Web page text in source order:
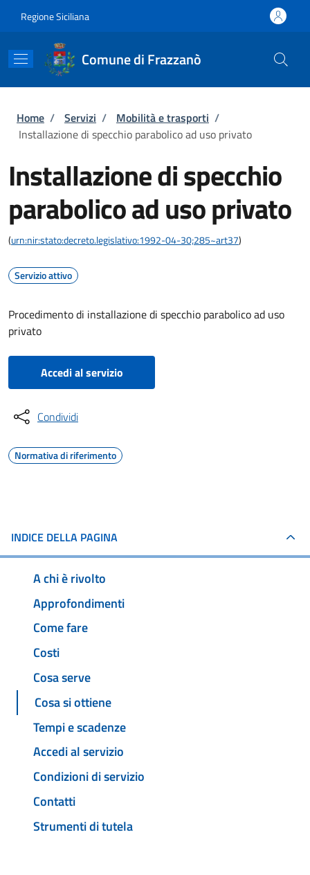
Regione Siciliana
Comune di Frazzanò
Briciole di pane
Home / Servizi / Mobilità e trasporti /
Installazione di specchio parabolico ad uso privato
Installazione di specchio
parabolico ad uso privato
(urn:nir:stato:decreto.legislativo:1992-04-30;285~art37)
Servizio attivo
Procedimento di installazione di specchio parabolico ad uso
privato
Accedi al servizio
Condividi
Normativa di riferimento
INDICE DELLA PAGINA
A chi è rivolto
Approfondimenti
Come fare
Costi
Cosa serve
Cosa si ottiene
Tempi e scadenze
Accedi al servizio
Condizioni di servizio
Contatti
Strumenti di tutela